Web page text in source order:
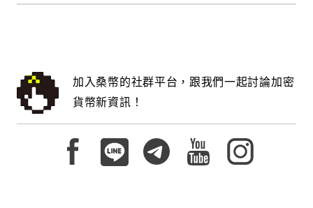
加入桑幣的社群平台，跟我們一起討論加密
貨幣新資訊！